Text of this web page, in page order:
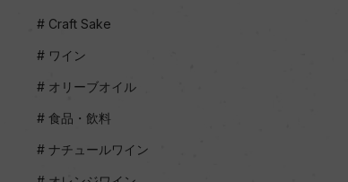
Craft Sake
ワイン
オリーブオイル
食品・飲料
ナチュールワイン